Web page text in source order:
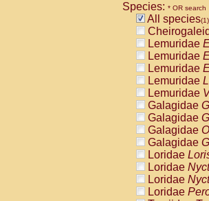
Cebidae
Cebidae
Cebidae
Cebidae
Cebidae
Atelidae
Atelidae
Atelidae
Atelidae
Atelidae
Atelidae
Atelidae
Atelidae
Atelidae
Atelidae
Pitheciidae
Species: * OR search
All species(1)
Lemuridae
Lemuridae
Lemuridae
Lemuridae
Lemuridae
Galagidae
Galagidae
Galagidae
Galagidae
Loridae
Loridae
Loridae
Loridae